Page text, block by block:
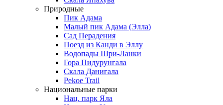
Природные
Пик Адама
Малый пик Адама (Элла)
Сад Перадения
Поезд из Канди в Эллу
Водопады Шри-Ланки
Гора Пидурунгала
Скала Данигала
Pekoe Trail
Национальные парки
Нац. парк Яла